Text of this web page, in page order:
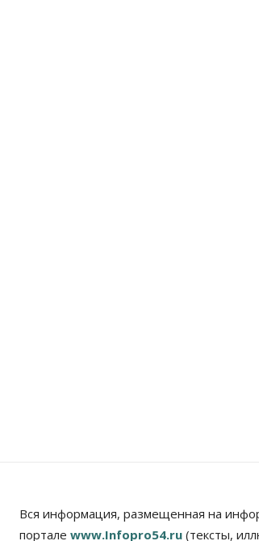
Вся информация, размещенная на
портале www.Infopro54.ru (тексты,